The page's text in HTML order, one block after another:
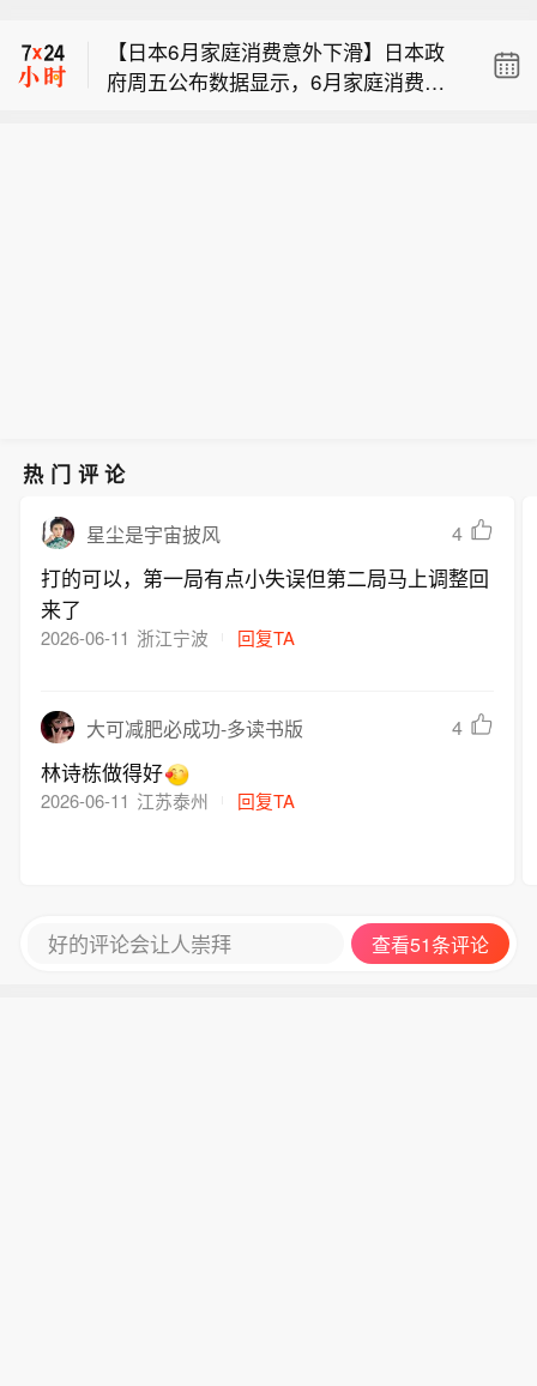
6.4%，而市场预估为下降3.1%。该指
标将成为日本央行考量最早于9月是否
豪宅新房项目持续热销，二手房市场上
的豪宅成交也明显回暖。深圳贝壳研究
同期相比增长5.4%，创下近６年同期新
主的二手房片区，“以价换量”仍是市场
的主流。
【日本6月家庭消费意外下滑】日本政
府周五公布数据显示，6月家庭消费同
热门评论
星尘是宇宙披风 4
打的可以，第一局有点小失误但第二局马上调整回
来了
2026-06-11 浙江宁波 回复TA
大可减肥必成功-多读书版 4
林诗栋做得好
2026-06-11 江苏泰州 回复TA
好的评论会让人崇拜 查看51条评论